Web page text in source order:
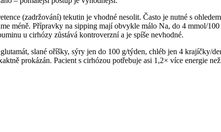
(zadržování) tekutin je vhodné nesolit. Často je nutné s
méně. Přípravky na sipping mají obvykle málo Na, do 4 mmol/
u cirhózy zůstává kontroverzní a je spíše nevhodné.
slané oříšky, sýry jen do 100 g/týden, chléb jen 4 krajíčky/
prokázán. Pacient s cirhózou potřebuje asi 1,2× více energie